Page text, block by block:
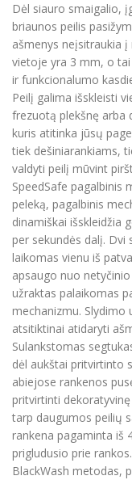
Dėl siauro smaigalio,
briaunos peilis
ašmenys neįsitraukia
vietoje yra 3 mm, o
ir funkcionalumo
Peilį galima išskleisti
frezuotą plekšnę arba
kuris atitinka jūsų
tiek dešiniarankiams,
valdyti peilį mūvint
SpeedSafe pagalbinis
peleką, pagalbinis
dinamiškai išskleidžia
per sekundės dalį.
laikomas vienu iš
apsaugo nuo
užraktas palaikomas
mechanizmu. Slydimo
atsitiktinai atidaryti
Sulankstomas
dėl aukštai pritvirtinto
abiejose rankenos
pritvirtinti
tarp daugumos peilių
rankena pagaminta iš
prigludusio prie
BlackWash metodas,